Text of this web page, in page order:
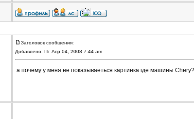
Заголовок сообщения:
Добавлено: Пт Апр 04, 2008 7:44 am
а почему у меня не показываеться картинка где машины